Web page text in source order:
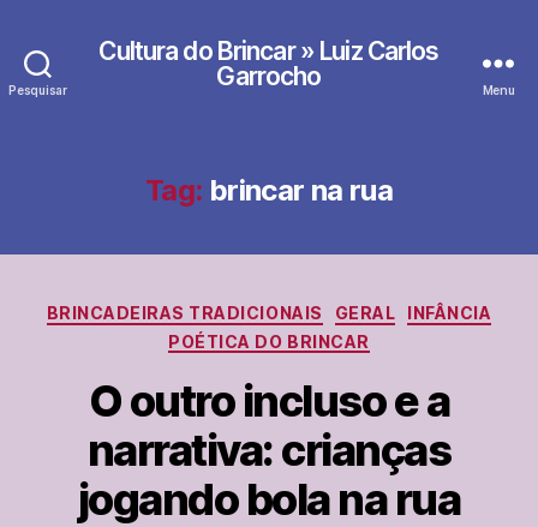
Pesquisar
Cultura do Brincar » Luiz Carlos
Garrocho
Menu
Tag: brincar na rua
Categorias
BRINCADEIRAS TRADICIONAIS GERAL
INFÂNCIA
POÉTICA DO BRINCAR
O outro incluso e a
narrativa: crianças
jogando bola na rua